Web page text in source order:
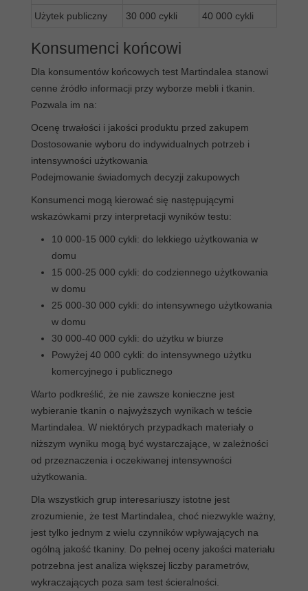
Użytek publiczny 30 000 cykli 40 000 cykli
Konsumenci końcowi
Dla konsumentów końcowych test Martindalea stanowi
cenne źródło informacji przy wyborze mebli i tkanin.
Pozwala im na:
Ocenę trwałości i jakości produktu przed zakupem
Dostosowanie wyboru do indywidualnych potrzeb i
intensywności użytkowania
Podejmowanie świadomych decyzji zakupowych
Konsumenci mogą kierować się następującymi
wskazówkami przy interpretacji wyników testu:
10 000-15 000 cykli: do lekkiego użytkowania w
domu
15 000-25 000 cykli: do codziennego użytkowania
w domu
25 000-30 000 cykli: do intensywnego użytkowania
w domu
30 000-40 000 cykli: do użytku w biurze
Powyżej 40 000 cykli: do intensywnego użytku
komercyjnego i publicznego
Warto podkreślić, że nie zawsze konieczne jest
wybieranie tkanin o najwyższych wynikach w teście
Martindalea. W niektórych przypadkach materiały o
niższym wyniku mogą być wystarczające, w zależności
od przeznaczenia i oczekiwanej intensywności
użytkowania.
Dla wszystkich grup interesariuszy istotne jest
zrozumienie, że test Martindalea, choć niezwykle ważny,
jest tylko jednym z wielu czynników wpływających na
ogólną jakość tkaniny. Do pełnej oceny jakości materiału
potrzebna jest analiza większej liczby parametrów,
wykraczających poza sam test ścieralności.